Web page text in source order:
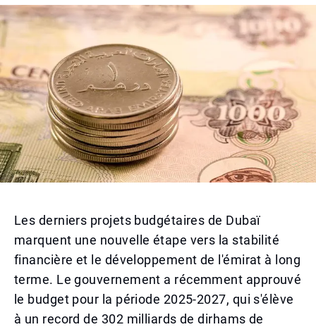
Les derniers projets budgétaires de Dubaï
marquent une nouvelle étape vers la stabilité
financière et le développement de l'émirat à long
terme. Le gouvernement a récemment approuvé
le budget pour la période 2025-2027, qui s'élève
à un record de 302 milliards de dirhams de